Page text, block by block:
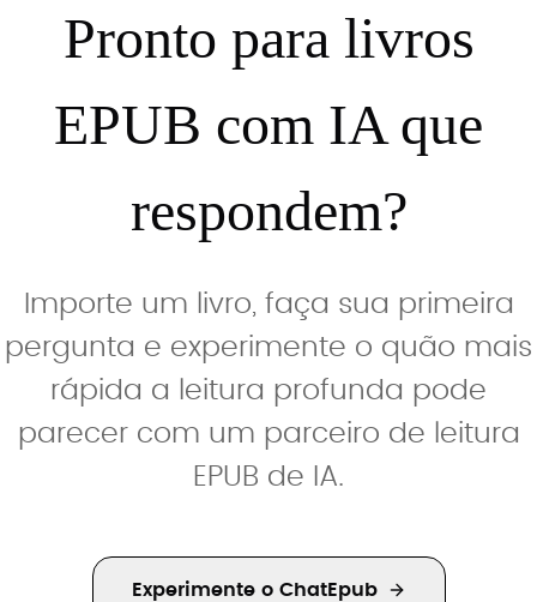
Pronto para livros
EPUB com IA que
respondem?
Importe um livro, faça sua primeira
pergunta e experimente o quão mais
rápida a leitura profunda pode
parecer com um parceiro de leitura
EPUB de IA.
Experimente o ChatEpub